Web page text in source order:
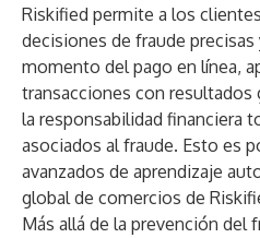
Riskified permite a los
decisiones de fraude
momento del pago en línea,
transacciones con resultados
la responsabilidad financiera
asociados al fraude. Esto es
avanzados de aprendizaje
global de comercios de
Más allá de la prevención del